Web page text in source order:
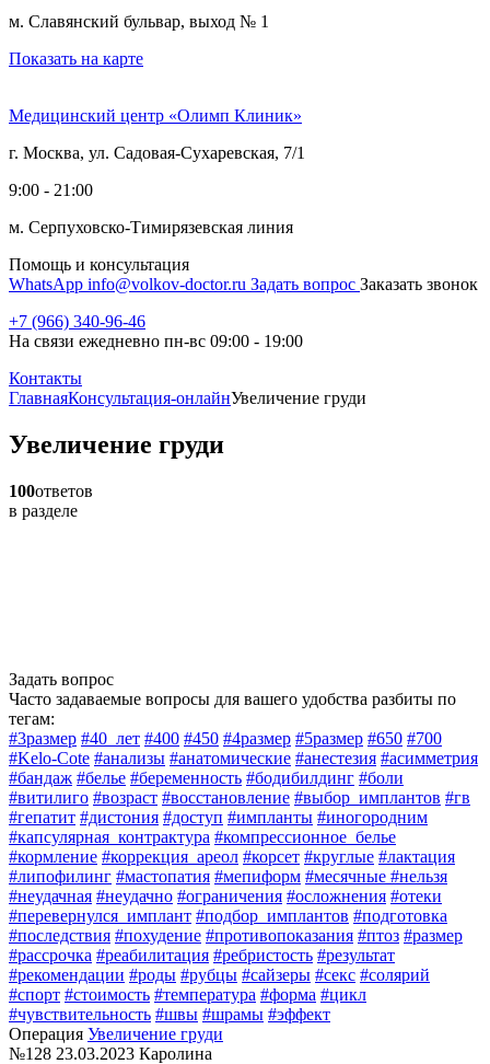
м. Славянский бульвар, выход № 1
Показать на карте
Медицинский центр «Олимп Клиник»
г. Москва, ул. Садовая-Сухаревская, 7/1
9:00 - 21:00
м. Серпуховско-Тимирязевская линия
Помощь и консультация
WhatsApp info@volkov-doctor.ru Задать вопрос Заказать звонок
+7 (966) 340-96-46
На связи ежедневно пн-вс 09:00 - 19:00
Контакты
ГлавнаяКонсультация-онлайнУвеличение груди
Увеличение груди
100ответов
в разделе
Задать вопрос
Часто задаваемые вопросы для вашего удобства разбиты по
тегам:
#3размер #40_лет #400 #450 #4размер #5размер #650 #700
#Kelo-Cote #анализы #анатомические #анестезия #асимметрия
#бандаж #белье #беременность #бодибилдинг #боли
#витилиго #возраст #восстановление #выбор_имплантов #гв
#гепатит #дистония #доступ #импланты #иногородним
#капсулярная_контрактура #компрессионное_белье
#кормление #коррекция_ареол #корсет #круглые #лактация
#липофилинг #мастопатия #мепиформ #месячные #нельзя
#неудачная #неудачно #ограничения #осложнения #отеки
#перевернулся_имплант #подбор_имплантов #подготовка
#последствия #похудение #противопоказания #птоз #размер
#рассрочка #реабилитация #ребристость #результат
#рекомендации #роды #рубцы #сайзеры #секс #солярий
#спорт #стоимость #температура #форма #цикл
#чувствительность #швы #шрамы #эффект
Операция Увеличение груди
№128 23.03.2023 Каролина